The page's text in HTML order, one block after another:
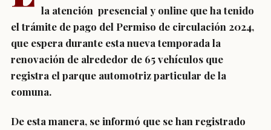
la atención presencial y online que ha tenido
el trámite de pago del Permiso de circulación 2024,
que espera durante esta nueva temporada la
renovación de alrededor de 65 vehículos que
registra el parque automotriz particular de la
comuna.
De esta manera, se informó que se han registrado